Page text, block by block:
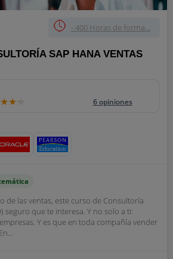
- 400 Horas de forma...
SAP HANA VENTAS
6 opiniones
de las ventas, este curso de Consultoría
seguro que te interesa. Y no solo a ti:
Y es que en toda compañía vender